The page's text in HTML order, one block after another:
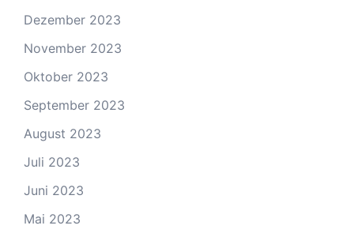
Dezember 2023
November 2023
Oktober 2023
September 2023
August 2023
Juli 2023
Juni 2023
Mai 2023